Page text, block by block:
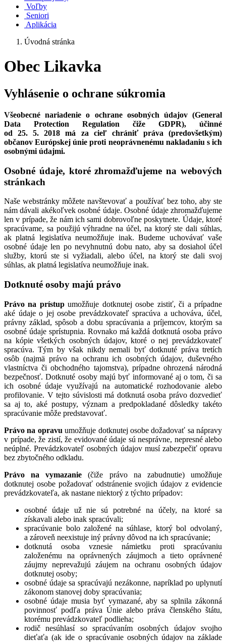
Voľby
Seniori
Aplikácia
Úvodná stránka
Obec Likavka
Vyhlásenie o ochrane súkromia
Všeobecné nariadenie o ochrane osobných údajov (General
Data Protection Regulation čiže GDPR), účinné
od 25. 5. 2018 má za cieľ chrániť práva (predovšetkým)
občanov Európskej únie proti neoprávnenému nakladaniu s ich
osobnými údajmi.
Osobné údaje, ktoré zhromažďujeme na webových
stránkach
Naše webstránky môžete navštevovať a používať bez toho, aby ste
nám dávali akékoľvek osobné údaje. Osobné údaje zhromažďujeme
len v prípade, že nám ich sami dobrovoľne poskytnete. Údaje, ktoré
spracúvame, sa použijú výhradne na účel, na ktorý ste dali súhlas,
ak platná legislatíva neumožňuje inak. Budeme uchovávať vaše
osobné údaje len po nevyhnutnú dobu nato, aby sa dosiahol účel
služby, ktorú ste si vyžiadali, alebo účel, na ktorý ste dali svoj
súhlas, ak platná legislatíva neumožňuje inak.
Dotknuté osoby majú právo
Právo na prístupumožňuje dotknutej osobe zistiť, či a prípadne
aké údaje o jej osobe prevádzkovateľ spracúva a uchováva, účel,
právny základ, spôsob a dobu spracúvania a príjemcov, ktorým sa
osobné údaje sprístupnia. Rovnako má každá dotknutá osoba právo
na kópie všetkých osobných údajov, ktoré o nej prevádzkovateľ
spracúva. Tým by však nikdy nemali byť dotknuté práva tretích
osôb (najmä právo na ochranu ich osobných údajov, duševného
vlastníctva či obchodného tajomstva), prípadne ohrozená národná
bezpečnosť. Dotknuté osoby majú byť informované aj o tom, či sa
ich osobné údaje využívajú na automatické rozhodovanie alebo
profilovanie. V tejto súvislosti má dotknutá osoba právo dozvedieť
sa aj to, aké postupy, význam a predpokladané dôsledky takéto
spracúvanie môže predstavovať.
Právo na opravu umožňuje dotknutej osobe dožadovať sa nápravy
v prípade, že zistí, že evidované údaje sú nesprávne, nepresné alebo
neúplné. Prevádzkovateľ osobných údajov musí zabezpečiť opravu
bez zbytočného odkladu.
Právo na vymazanie (čiže právo na zabudnutie) umožňuje
dotknutej osobe požadovať odstránenie svojich údajov z evidencie
prevádzkovateľa, ak nastane niektorý z týchto prípadov:
osobné údaje už nie sú potrebné na účely, na ktoré sa
získavali alebo inak spracúvali;
spracúvanie bolo založené na súhlase, ktorý bol odvolaný,
a zároveň neexistuje iný právny dôvod na ich spracúvanie;
dotknutá osoba vznesie námietku proti spracúvaniu
založenému na oprávnených záujmoch a tieto oprávnené
záujmy neprevažujú záujem na ochranu osobných údajov
dotknutej osoby;
osobné údaje sa spracúvajú nezákonne, napríklad po uplynutí
zákonom stanovej doby spracúvania;
osobné údaje musia byť vymazané, aby sa splnila zákonná
povinnosť podľa práva Únie alebo práva členského štátu,
ktorému prevádzkovateľ podlieha;
rodič nesúhlasí so spracúvaním osobných údajov svojho
dieťaťa (ak ide o spracúvanie osobných údajov na základe